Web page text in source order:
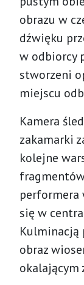
obrazu w
dźwięku
w odbiorcy
stworzeni
miejscu
Kamera
zakamarki
kolejne
performera
się w
Kulminacją
obraz
okalającym